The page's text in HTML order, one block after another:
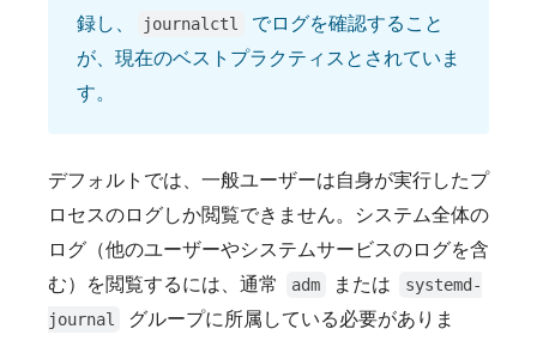
録し、
journalctl
でログを確認すること
が、現在のベストプラクティスとされていま
す。
デフォルトでは、一般ユーザーは自身が実行したプ
ロセスのログしか閲覧できません。システム全体の
ログ（他のユーザーやシステムサービスのログを含
む）を閲覧するには、通常
adm または
systemd-
journal
グループに所属している必要がありま